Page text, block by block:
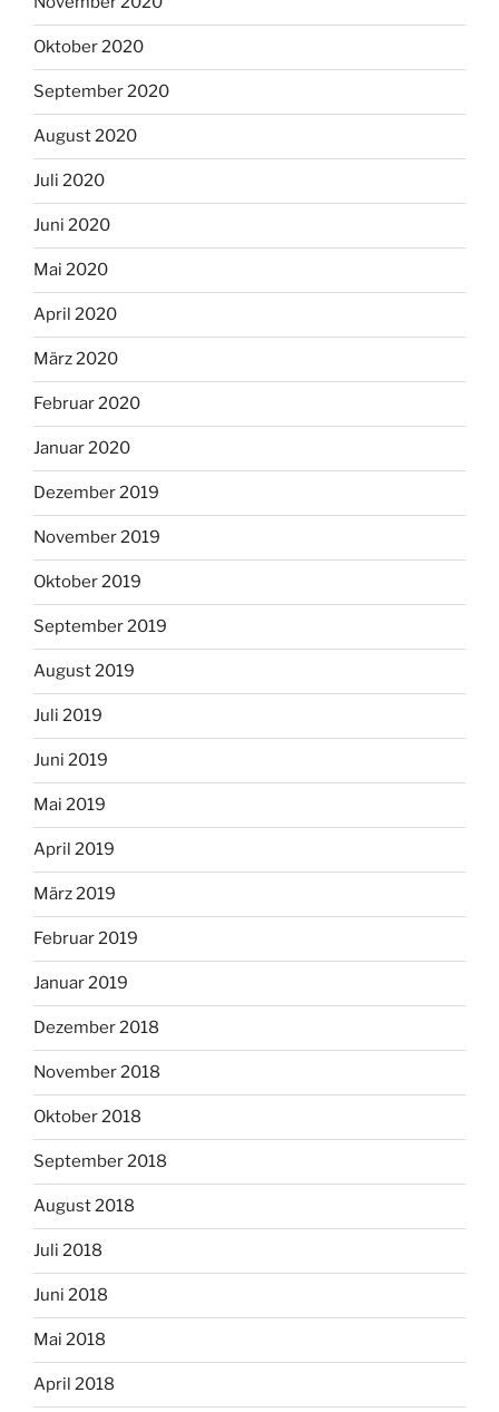
Oktober 2020
September 2020
August 2020
Juli 2020
Juni 2020
Mai 2020
April 2020
März 2020
Februar 2020
Januar 2020
Dezember 2019
November 2019
Oktober 2019
September 2019
August 2019
Juli 2019
Juni 2019
Mai 2019
April 2019
März 2019
Februar 2019
Januar 2019
Dezember 2018
November 2018
Oktober 2018
September 2018
August 2018
Juli 2018
Juni 2018
Mai 2018
April 2018